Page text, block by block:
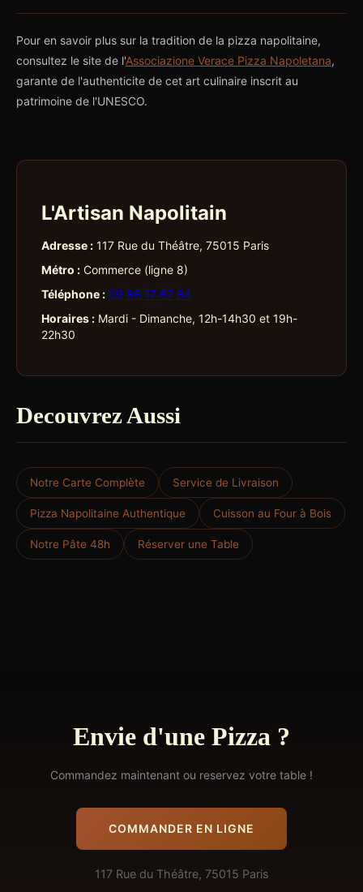
Pour en savoir plus sur la tradition de la pizza napolitaine,
consultez le site de l'Associazione Verace Pizza Napoletana,
garante de l'authenticite de cet art culinaire inscrit au
patrimoine de l'UNESCO.
L'Artisan Napolitain
Adresse : 117 Rue du Théâtre, 75015 Paris
Métro : Commerce (ligne 8)
Téléphone : 09 86 17 67 84
Horaires : Mardi - Dimanche, 12h-14h30 et 19h-
22h30
Decouvrez Aussi
Notre Carte Complète Service de Livraison
Pizza Napolitaine Authentique Cuisson au Four à Bois
Notre Pâte 48h Réserver une Table
Envie d'une Pizza ?
Commandez maintenant ou reservez votre table !
COMMANDER EN LIGNE
117 Rue du Théâtre, 75015 Paris